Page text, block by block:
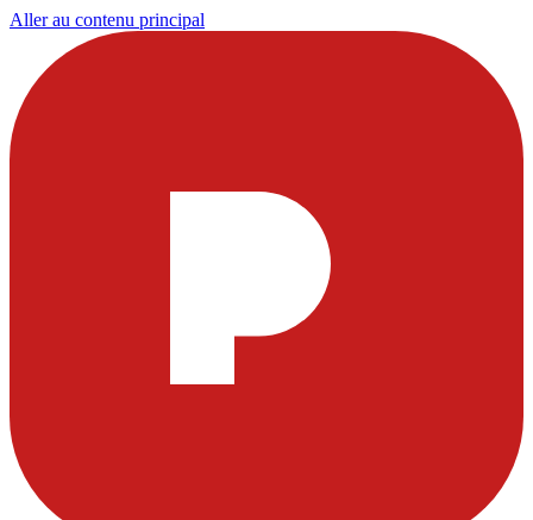
Aller au contenu principal